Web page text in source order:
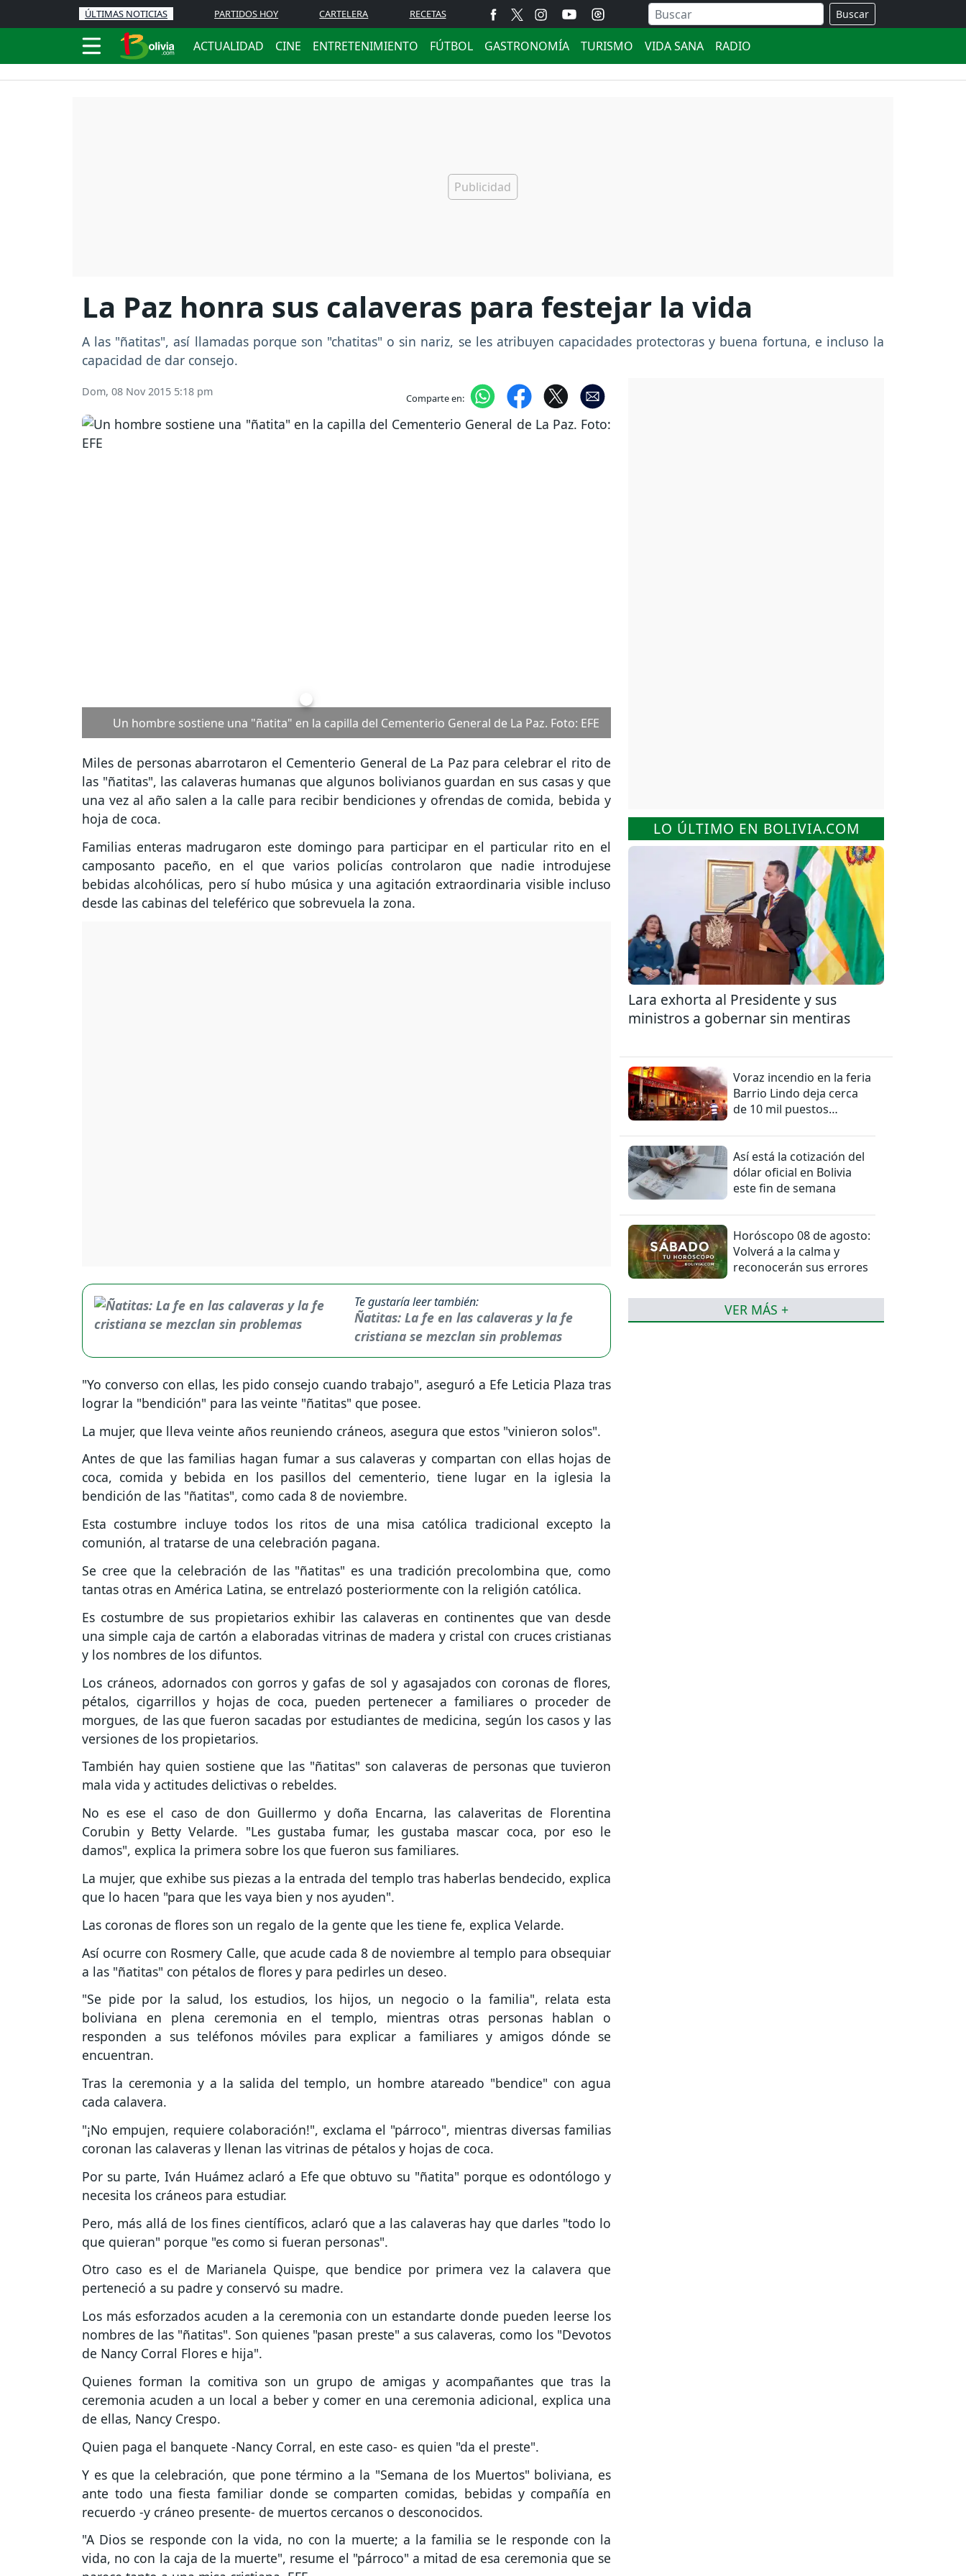
ÚLTIMAS NOTICIAS PARTIDOS HOY CARTELERA RECETAS Buscar
ACTUALIDAD CINE ENTRETENIMIENTO FÚTBOL GASTRONOMÍA TURISMO VIDA SANA RADIO
La Paz honra sus calaveras para festejar la vida
A las "ñatitas", así llamadas porque son "chatitas" o sin nariz, se les atribuyen capacidades protectoras y buena fortuna, e incluso la
capacidad de dar consejo.
Dom, 08 Nov 2015 5:18 pm Comparte en:
Detalle de una de las "ñatitas" en el Cementerio General de La Paz. Foto: EFE
Miles de personas abarrotaron el Cementerio General de La Paz para celebrar el rito de
las "ñatitas", las calaveras humanas que algunos bolivianos guardan en sus casas y que
una vez al año salen a la calle para recibir bendiciones y ofrendas de comida, bebida y
hoja de coca.
Familias enteras madrugaron este domingo para participar en el particular rito en el
camposanto paceño, en el que varios policías controlaron que nadie introdujese
bebidas alcohólicas, pero sí hubo música y una agitación extraordinaria visible incluso
desde las cabinas del teleférico que sobrevuela la zona.
Te gustaría leer también:
Ñatitas: La fe en las calaveras y la fe
cristiana se mezclan sin problemas
"Yo converso con ellas, les pido consejo cuando trabajo", aseguró a Efe Leticia Plaza tras
lograr la "bendición" para las veinte "ñatitas" que posee.
La mujer, que lleva veinte años reuniendo cráneos, asegura que estos "vinieron solos".
Antes de que las familias hagan fumar a sus calaveras y compartan con ellas hojas de
coca, comida y bebida en los pasillos del cementerio, tiene lugar en la iglesia la
bendición de las "ñatitas", como cada 8 de noviembre.
Esta costumbre incluye todos los ritos de una misa católica tradicional excepto la
comunión, al tratarse de una celebración pagana.
Se cree que la celebración de las "ñatitas" es una tradición precolombina que, como
tantas otras en América Latina, se entrelazó posteriormente con la religión católica.
Es costumbre de sus propietarios exhibir las calaveras en continentes que van desde
una simple caja de cartón a elaboradas vitrinas de madera y cristal con cruces cristianas
y los nombres de los difuntos.
Los cráneos, adornados con gorros y gafas de sol y agasajados con coronas de flores,
pétalos, cigarrillos y hojas de coca, pueden pertenecer a familiares o proceder de
morgues, de las que fueron sacadas por estudiantes de medicina, según los casos y las
versiones de los propietarios.
También hay quien sostiene que las "ñatitas" son calaveras de personas que tuvieron
mala vida y actitudes delictivas o rebeldes.
No es ese el caso de don Guillermo y doña Encarna, las calaveritas de Florentina
Corubin y Betty Velarde. "Les gustaba fumar, les gustaba mascar coca, por eso le
damos", explica la primera sobre los que fueron sus familiares.
La mujer, que exhibe sus piezas a la entrada del templo tras haberlas bendecido, explica
que lo hacen "para que les vaya bien y nos ayuden".
Las coronas de flores son un regalo de la gente que les tiene fe, explica Velarde.
Así ocurre con Rosmery Calle, que acude cada 8 de noviembre al templo para obsequiar
a las "ñatitas" con pétalos de flores y para pedirles un deseo.
"Se pide por la salud, los estudios, los hijos, un negocio o la familia", relata esta
boliviana en plena ceremonia en el templo, mientras otras personas hablan o
responden a sus teléfonos móviles para explicar a familiares y amigos dónde se
encuentran.
Tras la ceremonia y a la salida del templo, un hombre atareado "bendice" con agua
cada calavera.
"¡No empujen, requiere colaboración!", exclama el "párroco", mientras diversas familias
coronan las calaveras y llenan las vitrinas de pétalos y hojas de coca.
Por su parte, Iván Huámez aclaró a Efe que obtuvo su "ñatita" porque es odontólogo y
necesita los cráneos para estudiar.
Pero, más allá de los fines científicos, aclaró que a las calaveras hay que darles "todo lo
que quieran" porque "es como si fueran personas".
Otro caso es el de Marianela Quispe, que bendice por primera vez la calavera que
perteneció a su padre y conservó su madre.
Los más esforzados acuden a la ceremonia con un estandarte donde pueden leerse los
nombres de las "ñatitas". Son quienes "pasan preste" a sus calaveras, como los "Devotos
de Nancy Corral Flores e hija".
Quienes forman la comitiva son un grupo de amigas y acompañantes que tras la
ceremonia acuden a un local a beber y comer en una ceremonia adicional, explica una
de ellas, Nancy Crespo.
Quien paga el banquete -Nancy Corral, en este caso- es quien "da el preste".
Y es que la celebración, que pone término a la "Semana de los Muertos" boliviana, es
ante todo una fiesta familiar donde se comparten comidas, bebidas y compañía en
recuerdo -y cráneo presente- de muertos cercanos o desconocidos.
"A Dios se responde con la vida, no con la muerte; a la familia se le responde con la
vida, no con la caja de la muerte", resume el "párroco" a mitad de esa ceremonia que se
LO ÚLTIMO EN BOLIVIA.COM
Lara exhorta al Presidente y sus
ministros a gobernar sin mentiras
Voraz incendio en la feria
Barrio Lindo deja cerca
de 10 mil puestos
Así está la cotización del
dólar oficial en Bolivia
este fin de semana
Horóscopo 08 de agosto:
Volverá a la calma y
reconocerán sus errores
VER MÁS +